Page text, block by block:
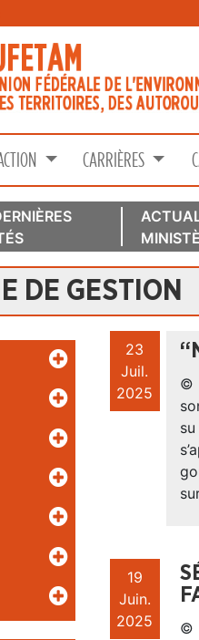
CARRIÈRES
DE GESTION
23
Juil.
2025
©
19
Juin.
2025
©